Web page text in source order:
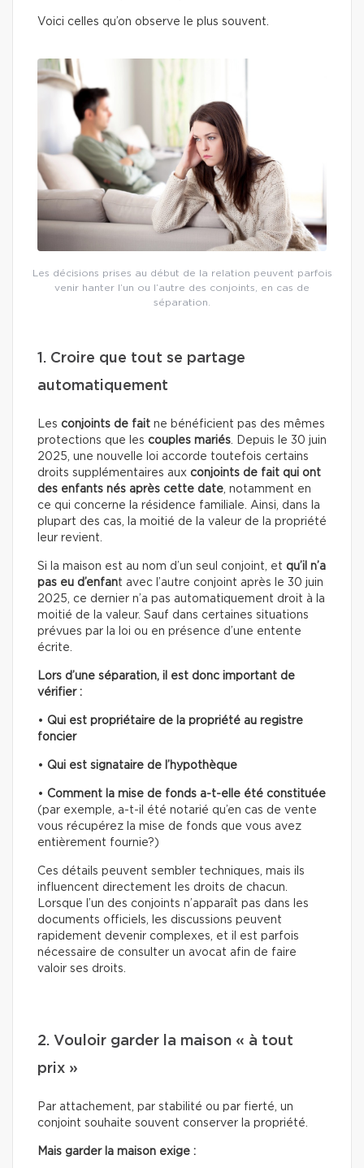
Voici celles qu’on observe le plus souvent.
Les décisions prises au début de la relation peuvent parfois
venir hanter l’un ou l’autre des conjoints, en cas de
séparation.
1. Croire que tout se partage
automatiquement
Les conjoints de fait ne bénéficient pas des mêmes
protections que les couples mariés. Depuis le 30 juin
2025, une nouvelle loi accorde toutefois certains
droits supplémentaires aux conjoints de fait qui ont
des enfants nés après cette date, notamment en
ce qui concerne la résidence familiale. Ainsi, dans la
plupart des cas, la moitié de la valeur de la propriété
leur revient.
Si la maison est au nom d’un seul conjoint, et qu’il n’a
pas eu d’enfant avec l’autre conjoint après le 30 juin
2025, ce dernier n’a pas automatiquement droit à la
moitié de la valeur. Sauf dans certaines situations
prévues par la loi ou en présence d’une entente
écrite.
Lors d’une séparation, il est donc important de
vérifier :
• Qui est propriétaire de la propriété au registre
foncier
• Qui est signataire de l’hypothèque
• Comment la mise de fonds a-t-elle été constituée
(par exemple, a-t-il été notarié qu’en cas de vente
vous récupérez la mise de fonds que vous avez
entièrement fournie?)
Ces détails peuvent sembler techniques, mais ils
influencent directement les droits de chacun.
Lorsque l’un des conjoints n’apparaît pas dans les
documents officiels, les discussions peuvent
rapidement devenir complexes, et il est parfois
nécessaire de consulter un avocat afin de faire
valoir ses droits.
2. Vouloir garder la maison « à tout
prix »
Par attachement, par stabilité ou par fierté, un
conjoint souhaite souvent conserver la propriété.
Mais garder la maison exige :